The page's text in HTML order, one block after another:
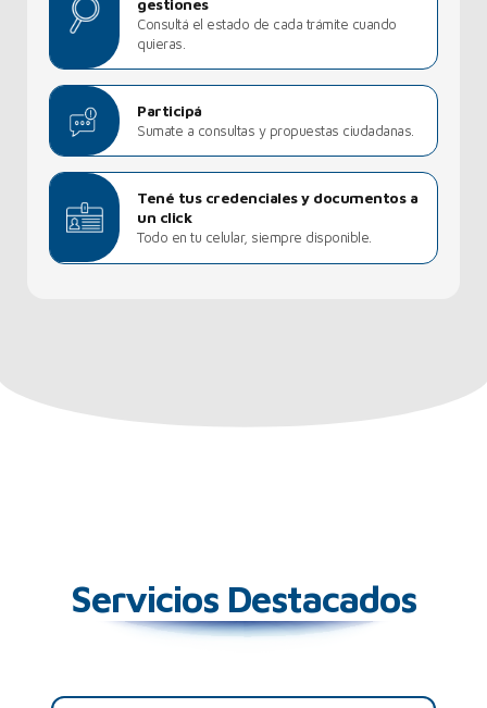
Consultá el estado de cada trámite cuando
quieras.
Participá
Sumate a consultas y propuestas ciudadanas.
Tené tus credenciales y documentos a
un click
Todo en tu celular, siempre disponible.
Servicios Destacados